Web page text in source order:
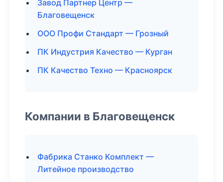
Завод Партнер Центр —
Благовещенск
ООО Профи Стандарт — Грозный
ПК Индустрия Качество — Курган
ПК Качество Техно — Красноярск
Компании в Благовещенск
Фабрика Станко Комплект —
Литейное производство